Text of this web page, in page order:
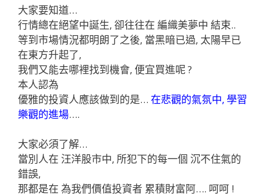
大家要知道…
行情總在絕望中誕生, 卻往往在 編織美夢中 結束..
等到市場情況都明朗了之後, 當黑暗已過, 太陽早已
在東方升起了,
我們又能去哪裡找到機會, 便宜買進呢 ?
本人認為
優雅的投資人應該做到的是… 在悲觀的氣氛中, 學習
樂觀的進場….
大家必須了解…
當別人在 汪洋股市中, 所犯下的每一個 沉不住氣的
錯誤,
那都是在 為我們價值投資者 累積財富阿…. 呵呵 !